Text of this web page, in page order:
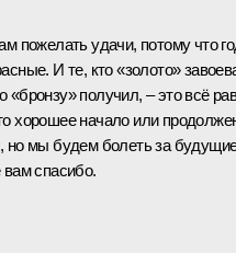
пожелать удачи, потому что
И те, кто «золото»
«бронзу» получил, – это всё
хорошее начало или
но мы будем болеть за
спасибо.